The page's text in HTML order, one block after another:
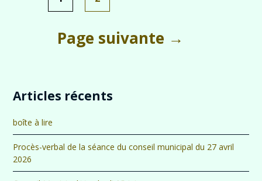
Pagination
publications
Page suivante →
Articles récents
boîte à lire
Procès-verbal de la séance du conseil municipal du 27 avril
2026